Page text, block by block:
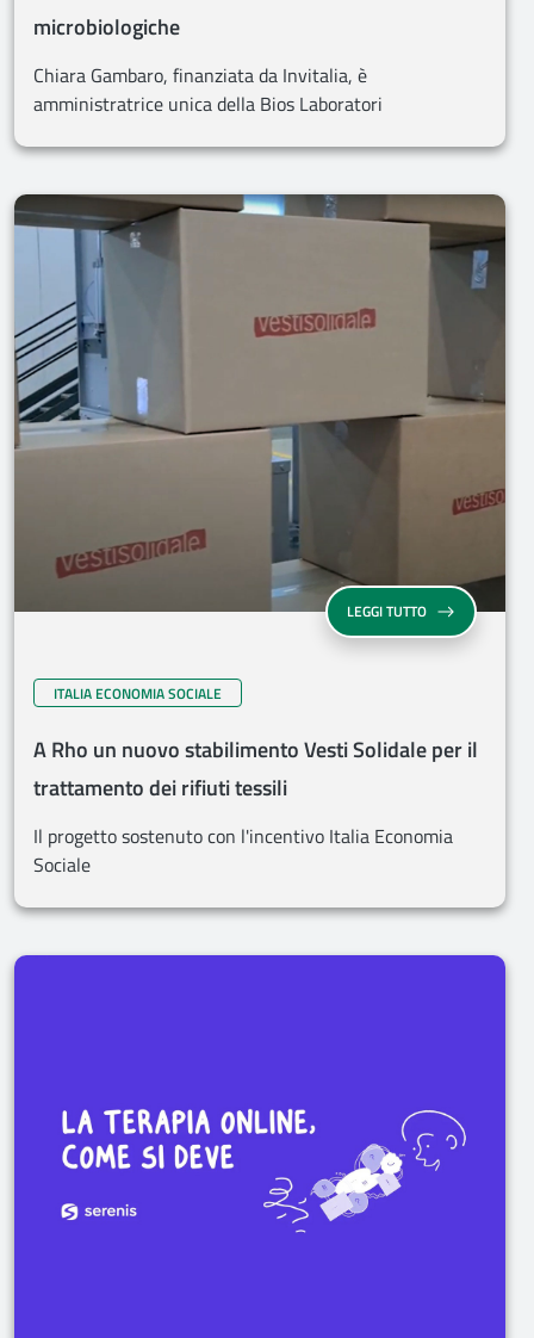
microbiologiche
Chiara Gambaro, finanziata da Invitalia, è
amministratrice unica della Bios Laboratori
LEGGI TUTTO
ITALIA ECONOMIA SOCIALE
A Rho un nuovo stabilimento Vesti Solidale per il
trattamento dei rifiuti tessili
Il progetto sostenuto con l'incentivo Italia Economia
Sociale